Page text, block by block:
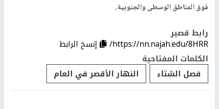
فوق المناطق الوسطى والجنوبية.
رابط قصير
https://nn.najah.edu/8HRR/
إنسخ الرابط
الكلمات المفتاحية
فصل الشتاء
النهار الأقصر في العام